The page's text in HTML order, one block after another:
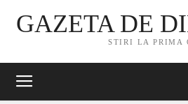
GAZETA DE
STIRI LA PRIMA